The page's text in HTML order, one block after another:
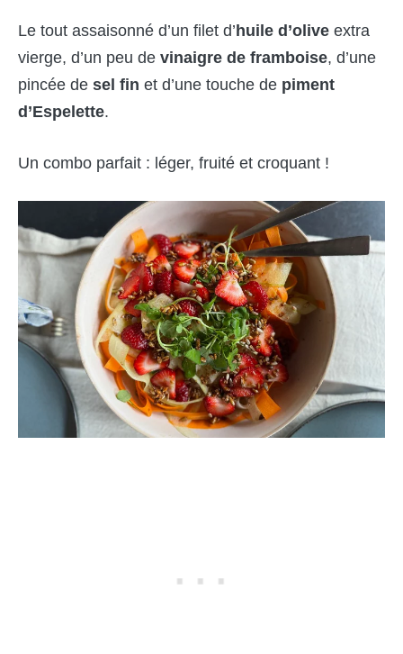
Le tout assaisonné d’un filet d’huile d’olive extra
vierge, d’un peu de vinaigre de framboise, d’une
pincée de sel fin et d’une touche de piment
d’Espelette.
Un combo parfait : léger, fruité et croquant !